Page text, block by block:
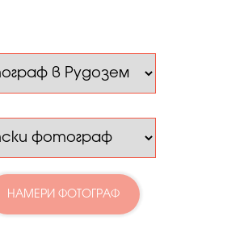
НАМЕРИ ФОТОГРАФ